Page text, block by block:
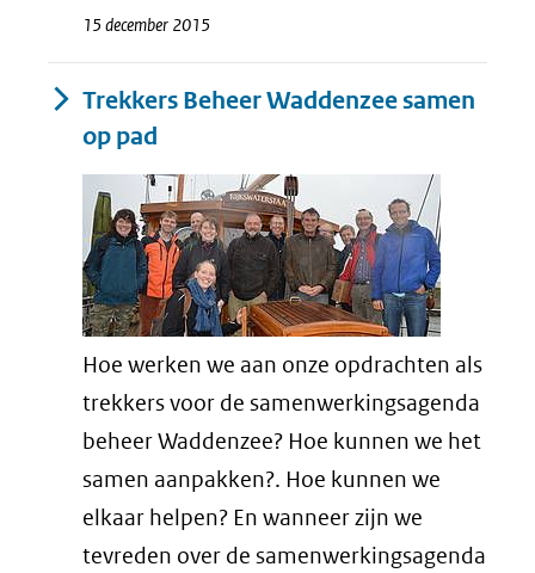
15 december 2015
Trekkers Beheer Waddenzee samen
op pad
Hoe werken we aan onze opdrachten als
trekkers voor de samenwerkingsagenda
beheer Waddenzee? Hoe kunnen we het
samen aanpakken?. Hoe kunnen we
elkaar helpen? En wanneer zijn we
tevreden over de samenwerkingsagenda